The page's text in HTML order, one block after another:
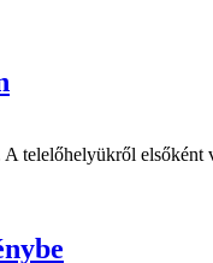
telelőhelyükről elsőként